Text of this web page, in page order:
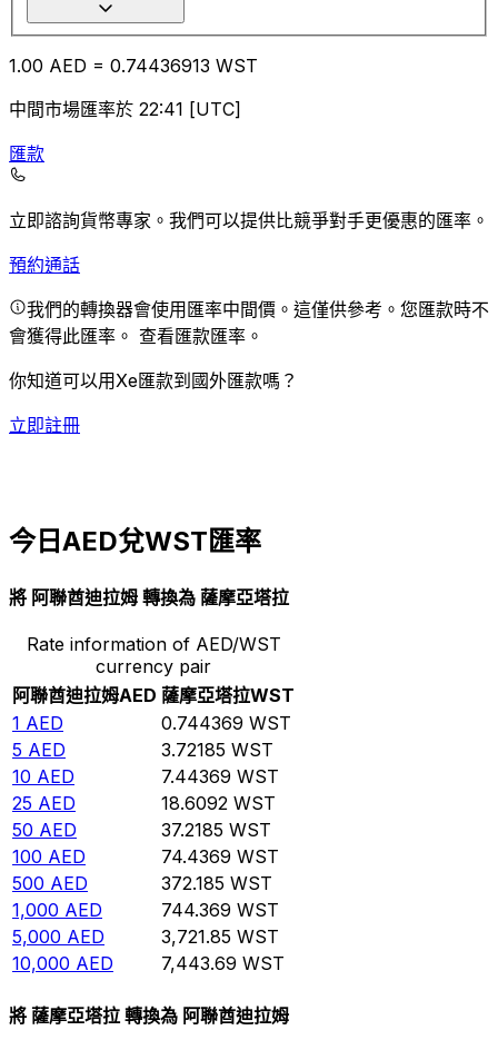
1.00 AED = 0.74436913 WST
中間市場匯率於 22:41 [UTC]
匯款
立即諮詢貨幣專家。 我們可以提供比競爭對手更優惠的匯率。
預約通話
我們的轉換器會使用匯率中間價。這僅供參考。您匯款時不
會獲得此匯率。 查看匯款匯率。
你知道可以用Xe匯款到國外匯款嗎？
立即註冊
今日AED兌WST匯率
將 阿聯酋迪拉姆 轉換為 薩摩亞塔拉
Rate information of AED/WST
currency pair
阿聯酋迪拉姆AED 薩摩亞塔拉WST
1 AED 0.744369 WST
5 AED 3.72185 WST
10 AED 7.44369 WST
25 AED 18.6092 WST
50 AED 37.2185 WST
100 AED 74.4369 WST
500 AED 372.185 WST
1,000 AED 744.369 WST
5,000 AED 3,721.85 WST
10,000 AED 7,443.69 WST
將 薩摩亞塔拉 轉換為 阿聯酋迪拉姆